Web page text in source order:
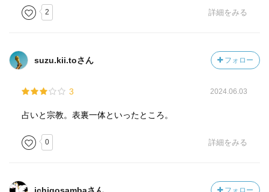
2 詳細をみる
suzu.kii.toさん フォロー
3 2024.06.03
占いと宗教。表裏一体といったところ。
0 詳細をみる
フォロー